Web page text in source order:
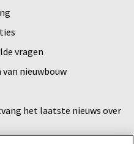
vragen
van nieuwbouw
het laatste nieuws over